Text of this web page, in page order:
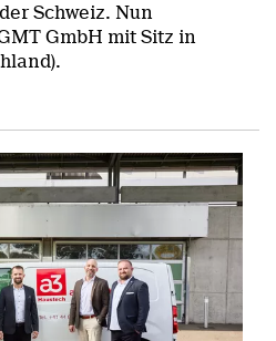
Schweiz. Nun
GmbH mit Sitz in